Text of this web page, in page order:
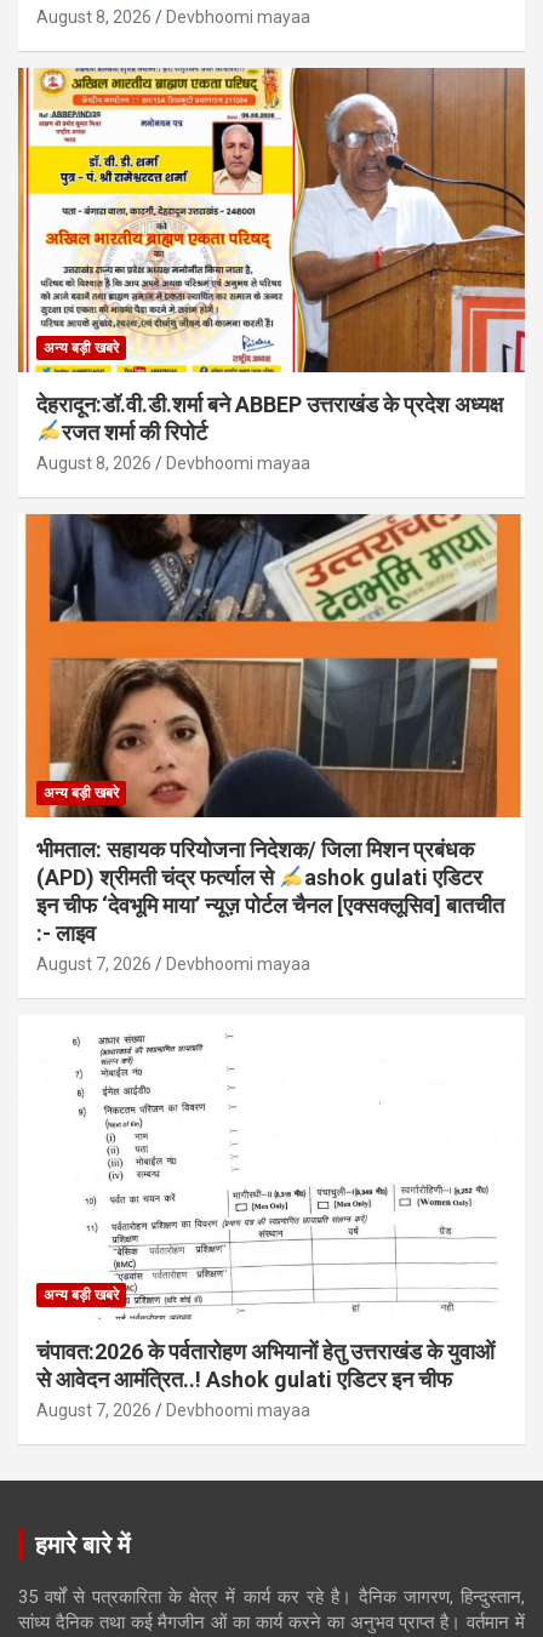
August 8, 2026 Devbhoomi mayaa
अन्य बड़ी खबरे
देहरादून:डॉ.वी.डी.शर्मा बने ABBEP उत्तराखंड के प्रदेश अध्यक्ष
रजत शर्मा की रिपोर्ट
August 8, 2026 Devbhoomi mayaa
अन्य बड़ी खबरे
भीमताल: सहायक परियोजना निदेशक/ जिला मिशन प्रबंधक
(APD) श्रीमती चंद्र फर्त्याल से
ashok gulati एडिटर
इन चीफ ‘देवभूमि माया’ न्यूज़ पोर्टल चैनल [एक्सक्लूसिव] बातचीत
:- लाइव
August 7, 2026 Devbhoomi mayaa
अन्य बड़ी खबरे
चंपावत:2026 के पर्वतारोहण अभियानों हेतु उत्तराखंड के युवाओं
से आवेदन आमंत्रित..! Ashok gulati एडिटर इन चीफ
August 7, 2026 Devbhoomi mayaa
हमारे बारे में
35 वर्षों से पत्रकारिता के क्षेत्र में कार्य कर रहे है। दैनिक जागरण, हिन्दुस्तान,
सांध्य दैनिक तथा कई मैगजीन ओं का कार्य करने का अनुभव प्राप्त है। वर्तमान में